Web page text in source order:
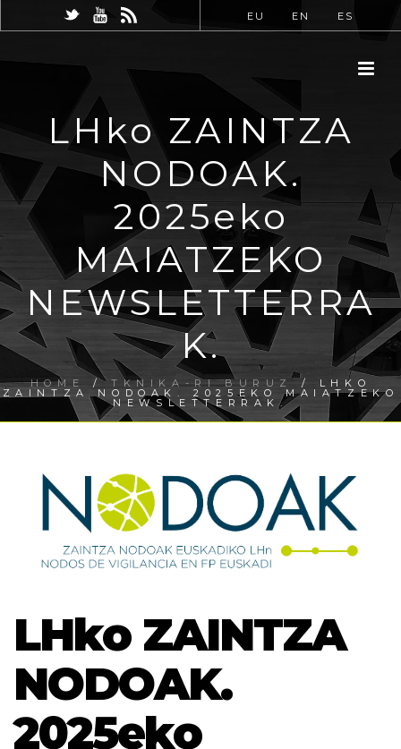
EU EN ES
LHko ZAINTZA
NODOAK.
2025eko
MAIATZEKO
NEWSLETTERRA
K.
HOME / TKNIKA-RI BURUZ / LHKO
ZAINTZA NODOAK. 2025EKO MAIATZEKO
NEWSLETTERRAK.
LHko ZAINTZA
NODOAK.
2025eko